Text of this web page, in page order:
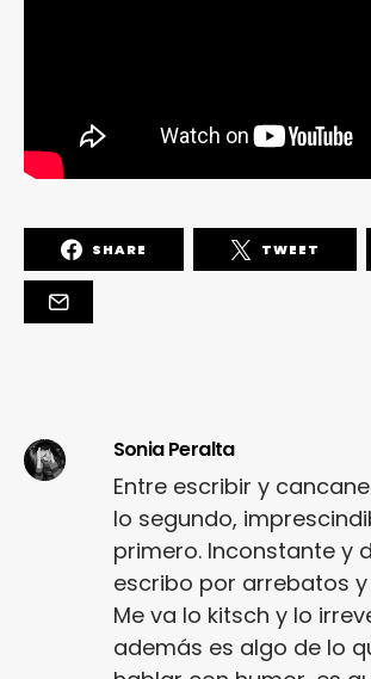
SHARE TWEET
Sonia Peralta
Entre escribir y
lo segundo,
primero. Inconstante y
escribo por arrebatos
Me va lo kitsch y lo
además es algo de lo